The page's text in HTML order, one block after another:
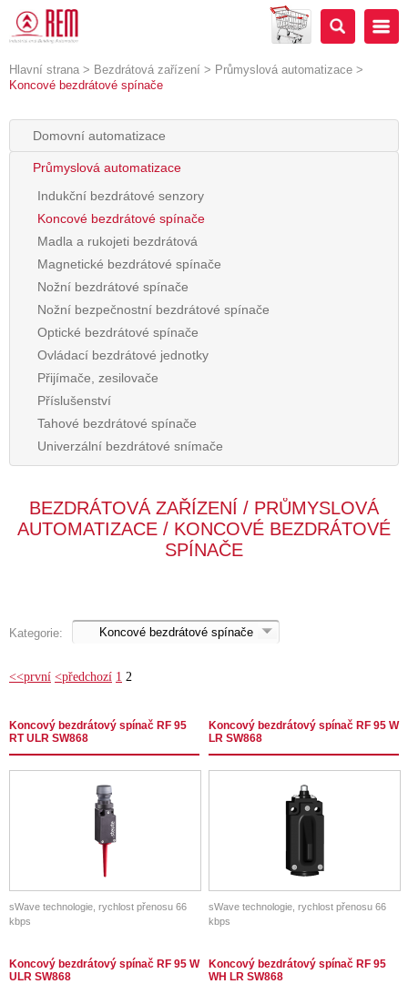
Hlavní strana > Bezdrátová zařízení > Průmyslová automatizace >
Koncové bezdrátové spínače
Domovní automatizace
Průmyslová automatizace
Indukční bezdrátové senzory
Koncové bezdrátové spínače
Madla a rukojeti bezdrátová
Magnetické bezdrátové spínače
Nožní bezdrátové spínače
Nožní bezpečnostní bezdrátové spínače
Optické bezdrátové spínače
Ovládací bezdrátové jednotky
Přijímače, zesilovače
Příslušenství
Tahové bezdrátové spínače
Univerzální bezdrátové snímače
BEZDRÁTOVÁ ZAŘÍZENÍ / PRŮMYSLOVÁ
AUTOMATIZACE / KONCOVÉ BEZDRÁTOVÉ
SPÍNAČE
Kategorie:
<<první <předchozí 1 2
Koncový bezdrátový spínač RF 95
RT ULR SW868
sWave technologie, rychlost přenosu 66
kbps
Koncový bezdrátový spínač RF 95 W
LR SW868
sWave technologie, rychlost přenosu 66
kbps
Koncový bezdrátový spínač RF 95 W
ULR SW868
Koncový bezdrátový spínač RF 95
WH LR SW868